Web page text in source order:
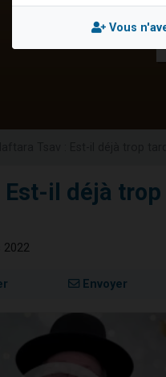
il déjà
2022
Envoyer
Vous